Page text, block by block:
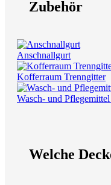
Zubehör
Anschnallgurt
Kofferraum Trenngitter
Wasch- und
Welche